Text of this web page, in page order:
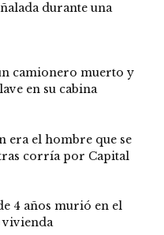
durante una
camionero muerto y
en su cabina
era el hombre que se
corría por Capital
4 años murió en el
vivienda